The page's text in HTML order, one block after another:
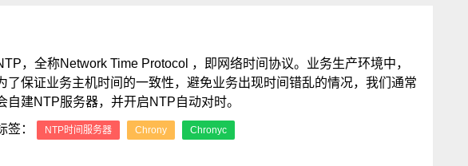
，全称Network Time Protocol ，即网络时间协议。业务生产环境中，
了保证业务主机时间的一致性，避免业务出现时间错乱的情况，我们通常
自建NTP服务器，并开启NTP自动对时。
签：
NTP时间服务器 Chrony Chronyc